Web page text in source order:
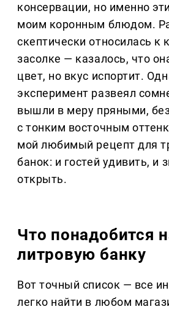
консервации, но именно
моим коронным блюдом.
скептически относилась к
засолке — казалось, что
цвет, но вкус испортит.
эксперимент развеял
вышли в меру пряными,
с тонким восточным
мой любимый рецепт для
банок: и гостей удивить, и
открыть.
Что понадобится
литровую банку
Вот точный список — все
легко найти в любом